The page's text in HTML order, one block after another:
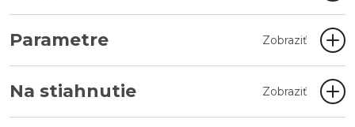
Parametre Zobraziť
Na stiahnutie Zobraziť